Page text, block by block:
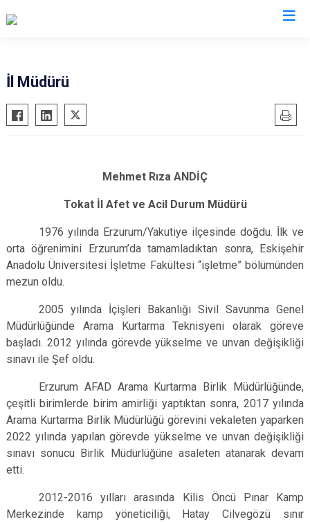
İl Müdürü
Mehmet Rıza ANDİÇ
Tokat İl Afet ve Acil Durum Müdürü
1976 yılında Erzurum/Yakutiye ilçesinde doğdu. İlk ve
orta öğrenimini Erzurum’da tamamladıktan sonra, Eskişehir
Anadolu Üniversitesi İşletme Fakültesi “işletme” bölümünden
mezun oldu.
2005 yılında İçişleri Bakanlığı Sivil Savunma Genel
Müdürlüğünde Arama Kurtarma Teknisyeni olarak göreve
başladı. 2012 yılında görevde yükselme ve unvan değişikliği
sınavı ile Şef oldu.
Erzurum AFAD Arama Kurtarma Birlik Müdürlüğünde,
çeşitli birimlerde birim amirliği yaptıktan sonra, 2017 yılında
Arama Kurtarma Birlik Müdürlüğü görevini vekaleten yaparken
2022 yılında yapılan görevde yükselme ve unvan değişikliği
sınavı sonucu Birlik Müdürlüğüne asaleten atanarak devam
etti.
2012-2016 yılları arasında Kilis Öncü Pınar Kamp
Merkezinde kamp yöneticiliği, Hatay Cilvegözü sınır